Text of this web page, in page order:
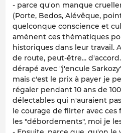
- parce qu'on manque
(Porte, Bedos, Alévêque,
quelconque conscience et
amènent ces thématiques
historiques dans leur travail.
de route, peut-être...
dérapé avec "j'encule
mais c'est le prix à payer je
régaler pendant 10 ans de
délectables qui n'auraient
le courage de flirter avec ces
les "débordements", moi je